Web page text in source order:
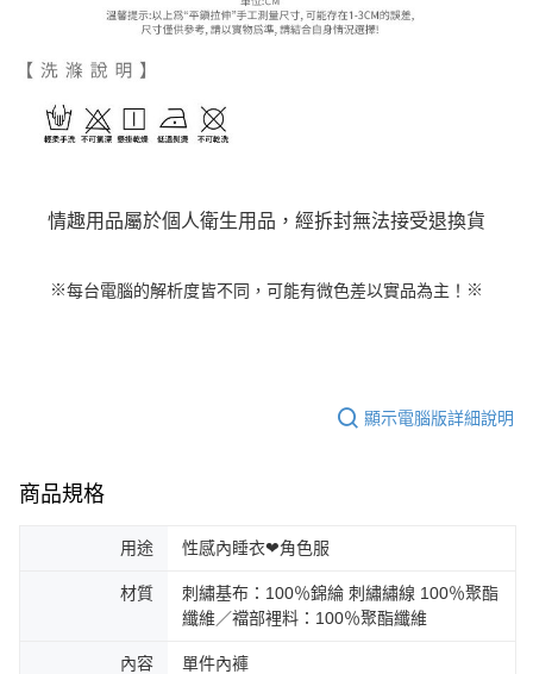
情趣用品屬於個人衛生用品，經拆封無法接受退換貨
※每台電腦的解析度皆不同，可能有微色差以實品為主！ ※
顯示電腦版詳細說明
商品規格
用途 性感內睡衣❤角色服
材質
刺繡基布：100％錦綸 刺繡繡線 100％聚酯
纖維／襠部裡料：100％聚酯纖維
內容 單件內褲